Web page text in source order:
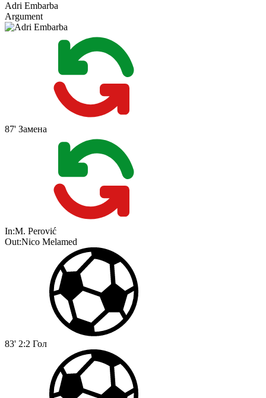
Adri Embarba
Argument
87' Замена
In:M. Perović
Out:Nico Melamed
83' 2:2 Гол